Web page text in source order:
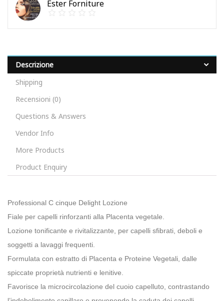
Ester Forniture
Descrizione
Shipping
Recensioni (0)
Questions & Answers
Vendor Info
More Products
Product Enquiry
Professional C cinque Delight Lozione
Fiale per capelli rinforzanti alla Placenta vegetale.
Lozione tonificante e rivitalizzante, per capelli sfibrati, deboli e
soggetti a lavaggi frequenti.
Formulata con estratto di Placenta e Proteine Vegetali, dalle
spiccate proprietà nutrienti e lenitive.
Favorisce la microcircolazione del cuoio capelluto, contrastando